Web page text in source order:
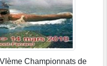
Championnats de